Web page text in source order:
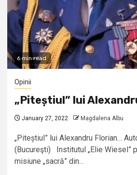
6 min read
Opinii
„Piteștiul” lui
January 27, 2022 Magdalena Albu
„Piteștiul” lui Alexandru Florian…
(Bucureşti) Institutul „Elie Wiesel”
misiune „sacră” din...